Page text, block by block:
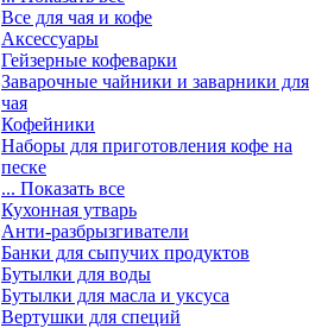
Все для чая и кофе
Аксессуары
Гейзерные кофеварки
Заварочные чайники и заварники для
чая
Кофейники
Наборы для приготовления кофе на
песке
... Показать все
Кухонная утварь
Анти-разбрызгиватели
Банки для сыпучих продуктов
Бутылки для воды
Бутылки для масла и уксуса
Вертушки для специй